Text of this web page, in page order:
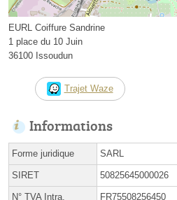
EURL Coiffure Sandrine
1 place du 10 Juin
36100 Issoudun
Trajet Waze
Informations
Forme juridique SARL
SIRET 50825645000026
N° TVA Intra. FR75508256450